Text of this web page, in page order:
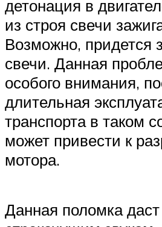
детонация в
из строя свечи
Возможно, придется
свечи. Данная
особого внимания,
длительная
транспорта в таком
может привести к
мотора.
Данная поломка